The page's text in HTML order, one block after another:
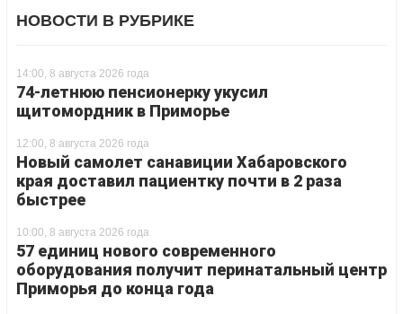
НОВОСТИ В РУБРИКЕ
14:00, 8 августа 2026 года
74-летнюю пенсионерку укусил
щитомордник в Приморье
12:00, 8 августа 2026 года
Новый самолет санавиции Хабаровского
края доставил пациентку почти в 2 раза
быстрее
10:00, 8 августа 2026 года
57 единиц нового современного
оборудования получит перинатальный центр
Приморья до конца года